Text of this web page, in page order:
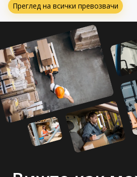
Преглед на всички превозвачи